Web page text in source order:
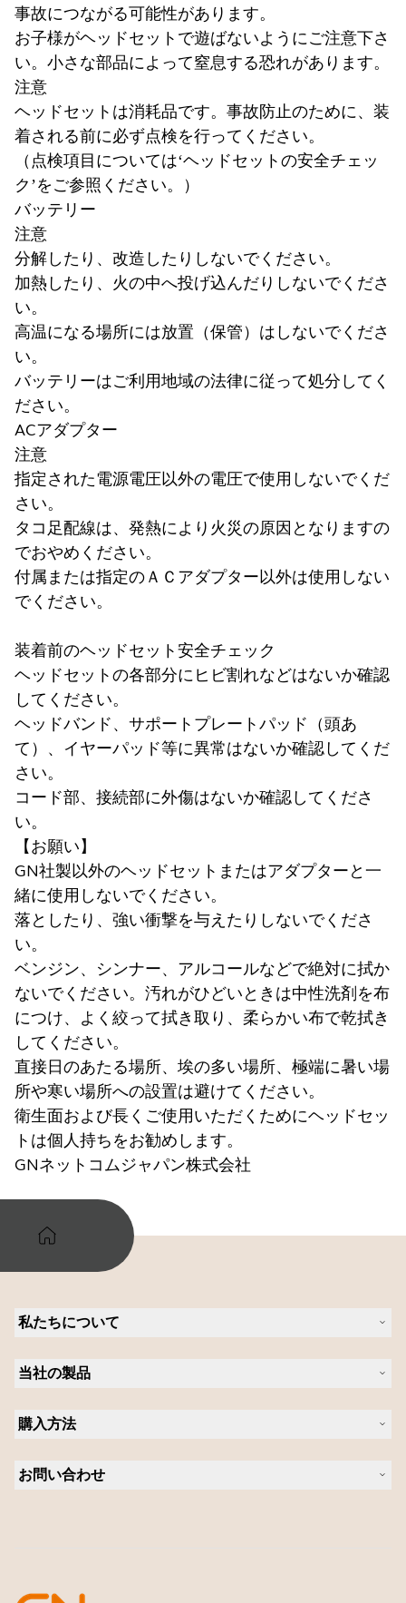
事故につながる可能性があります。
お子様がヘッドセットで遊ばないようにご注意下さ
い。小さな部品によって窒息する恐れがあります。
注意
ヘッドセットは消耗品です。事故防止のために、装
着される前に必ず点検を行ってください。
（点検項目についてはʻヘッドセットの安全チェッ
クʼをご参照ください。）
バッテリー
注意
分解したり、改造したりしないでください。
加熱したり、火の中へ投げ込んだりしないでくださ
い。
高温になる場所には放置（保管）はしないでくださ
い。
バッテリーはご利用地域の法律に従って処分してく
ださい。
ACアダプター
注意
指定された電源電圧以外の電圧で使用しないでくだ
さい。
タコ足配線は、発熱により火災の原因となりますの
でおやめください。
付属または指定のＡＣアダプター以外は使用しない
でください。
装着前のヘッドセット安全チェック
ヘッドセットの各部分にヒビ割れなどはないか確認
してください。
ヘッドバンド、サポートプレートパッド（頭あ
て）、イヤーパッド等に異常はないか確認してくだ
さい。
コード部、接続部に外傷はないか確認してくださ
い。
【お願い】
GN社製以外のヘッドセットまたはアダプターと一
緒に使用しないでください。
落としたり、強い衝撃を与えたりしないでくださ
い。
ベンジン、シンナー、アルコールなどで絶対に拭か
ないでください。汚れがひどいときは中性洗剤を布
につけ、よく絞って拭き取り、柔らかい布で乾拭き
してください。
直接日のあたる場所、埃の多い場所、極端に暑い場
所や寒い場所への設置は避けてください。
衛生面および長くご使用いただくためにヘッドセッ
トは個人持ちをお勧めします。
GNネットコムジャパン株式会社
私たちについて
キャリア
ニュースとプレスリリース
ブログを読む
ケーススタディ
当社の製品
スピーカーフォン
パーソナルカメラ
ソフトウェア
購入方法
認定代理店
お問い合わせ
開発者プログラム